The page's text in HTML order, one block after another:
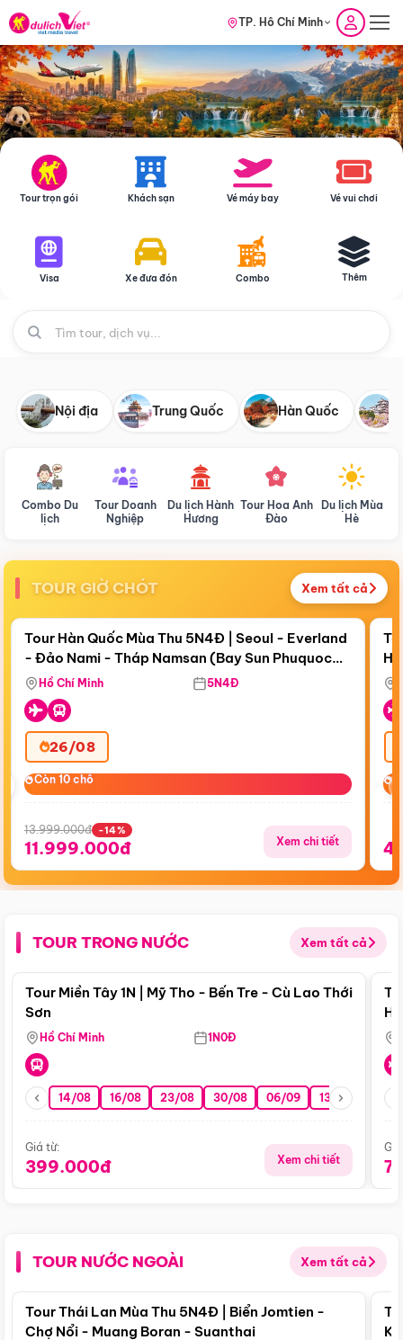
TP. Hồ Chí Minh
Tour trọn gói Khách sạn Vé máy bay Vé vui chơi
Visa Xe đưa đón Combo Thêm
Nội địa Trung Quốc Hàn Quốc
Combo Du
lịch
Tour Doanh
Nghiệp
Du lịch Hành
Hương
Tour Hoa Anh
Đào
Du lịch Mùa
Hè
TOUR GIỜ CHÓT Xem tất cả
Còn19 ngày 02:21:13
Điểm nổi bật
Tour Hàn Quốc Mùa Thu 5N4Đ | Seoul - Everland
- Đảo Nami - Tháp Namsan (Bay Sun Phuquoc
Airways)
Hồ Chí Minh 5N4Đ
26/08
Còn 10 chỗ
Còn 10 chỗ
13.999.000đ -14%
11.999.000đ Xem chi tiết
TOUR TRONG NƯỚC Xem tất cả
Điểm nổi bật
Tour Miền Tây 1N | Mỹ Tho - Bến Tre - Cù Lao Thới
Sơn
Hồ Chí Minh 1N0Đ
14/08 16/08 23/08 30/08 06/09 13/09 20/09
Giá từ:
399.000đ Xem chi tiết
TOUR NƯỚC NGOÀI Xem tất cả
Điểm nổi bật
Tour Thái Lan Mùa Thu 5N4Đ | Biển Jomtien -
Chợ Nổi - Muang Boran - Suanthai